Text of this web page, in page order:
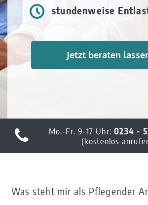
stundenweise
Jetzt beraten
Mo.-Fr. 9-17 Uhr:0234 -
(kostenlos
Was steht mir als Pflegender